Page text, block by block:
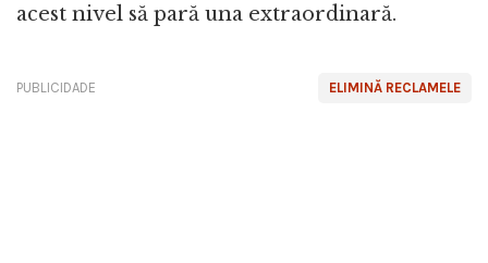
acest nivel să pară una extraordinară.
ELIMINĂ RECLAMELE
PUBLICIDADE